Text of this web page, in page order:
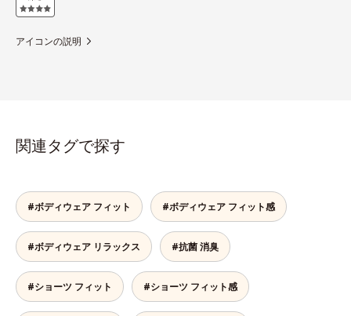
アイコンの説明
関連タグで探す
#ボディウェア フィット #ボディウェア フィット感
#ボディウェア リラックス #抗菌 消臭
#ショーツ フィット #ショーツ フィット感